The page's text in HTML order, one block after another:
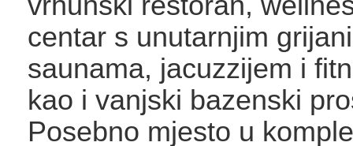
centar s unutarnjim
saunama, jacuzzijem i
kao i vanjski bazenski
Posebno mjesto u